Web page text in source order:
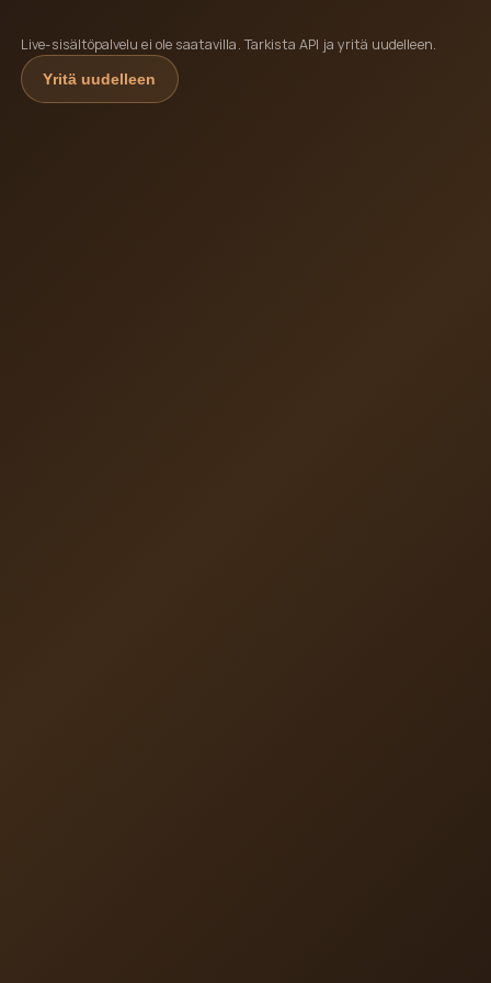
Live-sisältöpalvelu ei ole saatavilla. Tarkista API ja yritä uudelleen.
Yritä uudelleen